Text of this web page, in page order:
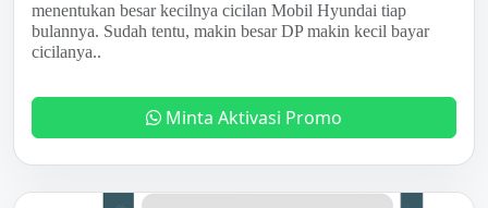
menentukan besar kecilnya cicilan Mobil Hyundai tiap
bulannya. Sudah tentu, makin besar DP makin kecil bayar
cicilanya..
Minta Aktivasi Promo